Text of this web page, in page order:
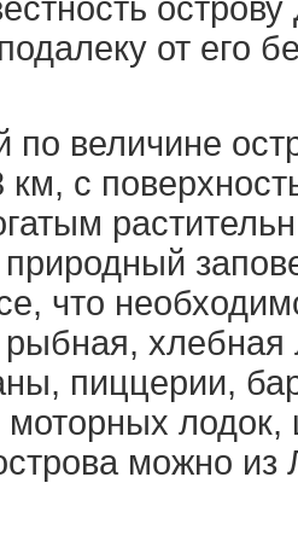
от его
по величине
км, с
что
хлебная
пиццерии,
лодок,
можно